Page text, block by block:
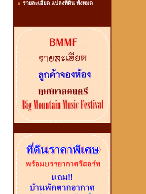
รายละเอียด แปลงที่ดิน ทั้งหมด